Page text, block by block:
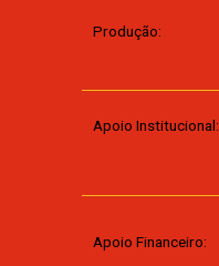
Produção:
Apoio Institucional:
Apoio Financeiro: